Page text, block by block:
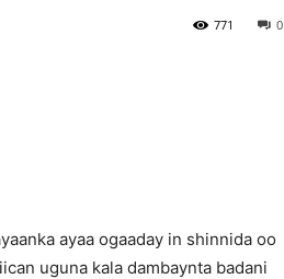
0
771
ayaa ogaaday in shinnida oo
uguna kala dambaynta badani